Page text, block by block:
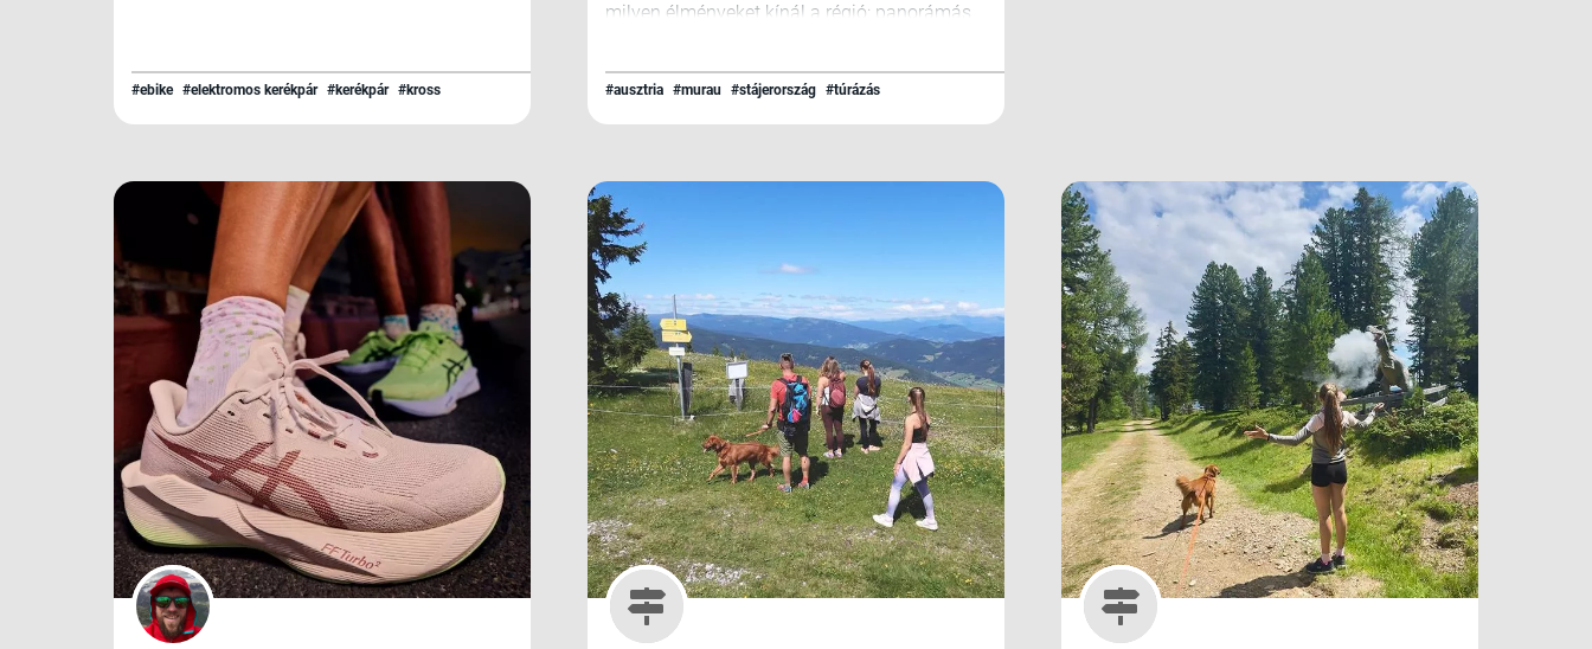
#ebike #elektromos kerékpár #kerékpár #kross
milyen élményeket kínál a régió: panorámás
városok, különleges múzeumok – és egy
vendégkártya, amivel meglepően sok
programot lehet ingyenesen vagy
#ausztria #murau #stájerország #túrázás